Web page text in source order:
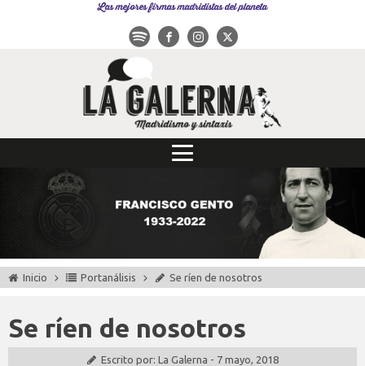
Las mejores firmas madridistas del planeta
Inicio Portanálisis Se ríen de nosotros
Se ríen de nosotros
Escrito por: La Galerna - 7 mayo, 2018